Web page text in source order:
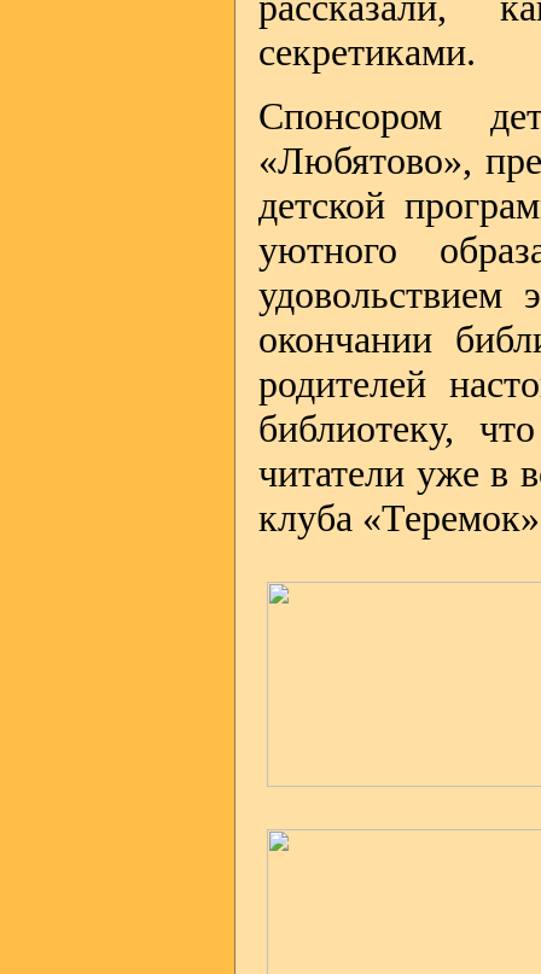
секретиками.
Спонсором
«Любятово»,
детской
уютного
окончании
родителей
библиотеку,
читатели уже в
клуба